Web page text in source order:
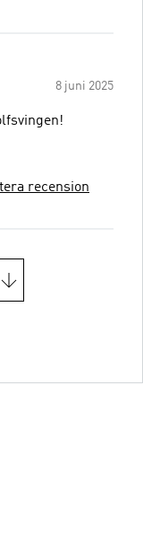
8 juni 2025
recension